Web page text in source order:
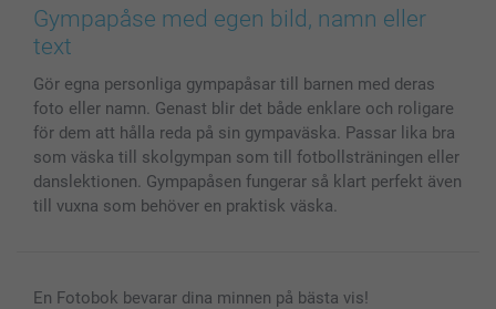
Bilder, Fotoförstoring & Fotohäften
Skal till Mobil & Surfplatta
Fotoalmanackor & Fotoagenda
Fotoramar & Tillbehör
Presentkort
Alla fotoprodukter
Cookie Policy
Sitemap
Investor Relations
smartgaranti
smartbonus
Status på beställningar
Gympapåse med egen bild, namn eller
text
Gör egna personliga gympapåsar till barnen med deras
foto eller namn. Genast blir det både enklare och roligare
för dem att hålla reda på sin gympaväska. Passar lika bra
som väska till skolgympan som till fotbollsträningen eller
danslektionen. Gympapåsen fungerar så klart perfekt även
till vuxna som behöver en praktisk väska.
En Fotobok bevarar dina minnen på bästa vis!